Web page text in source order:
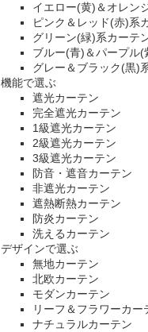
イエロー(黄)＆オレン
ピンク＆レッド(赤)系
グリーン(緑)系カーテ
ブルー(青)＆パープル(
グレー＆ブラック(黒)
機能で選ぶ
遮光カーテン
完全遮光カーテン
1級遮光カーテン
2級遮光カーテン
3級遮光カーテン
防音・遮音カーテン
非遮光カーテン
遮熱断熱カーテン
防炎カーテン
洗えるカーテン
デザインで選ぶ
無地カーテン
北欧カーテン
モダンカーテン
リーフ＆フラワーカー
ナチュラルカーテン